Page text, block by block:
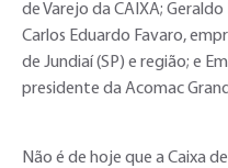
de Varejo da CAIXA;
Carlos Eduardo Favaro,
de Jundiaí (SP) e região; e
presidente da Acomac
Não é de hoje que a Caixa